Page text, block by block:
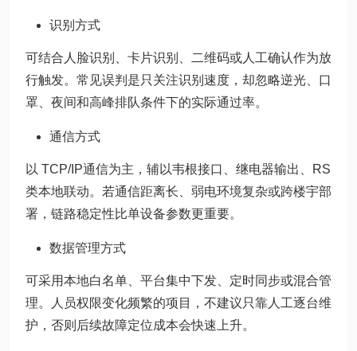
识别方式
可结合人脸识别、卡片识别、二维码或人工确认作为放
行触发。常见误判是只关注识别速度，却忽略逆光、口
罩、夜间和高峰排队条件下的实际通过率。
通信方式
以 TCP/IP通信为主，辅以韦根接口、继电器输出、RS
类本地联动。若通信距离长、弱电环境复杂或跨楼宇部
署，链路稳定性比单设备参数更重要。
数据管理方式
可采用本地白名单、平台集中下发、定时同步或混合管
理。人员权限变化频繁的项目，不建议只靠人工逐台维
护，否则后续故障定位成本会快速上升。